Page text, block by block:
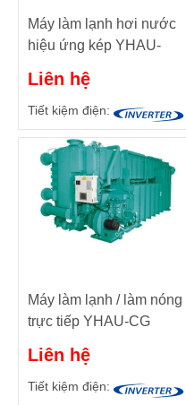
Máy làm lạnh hơi nước
hiệu ứng kép YHAU-
đến 14.067 mã lực)
Liên hệ
Tiết kiệm điện:
Máy làm lạnh / làm nóng
trực tiếp YHAU-CG
Liên hệ
Tiết kiệm điện: